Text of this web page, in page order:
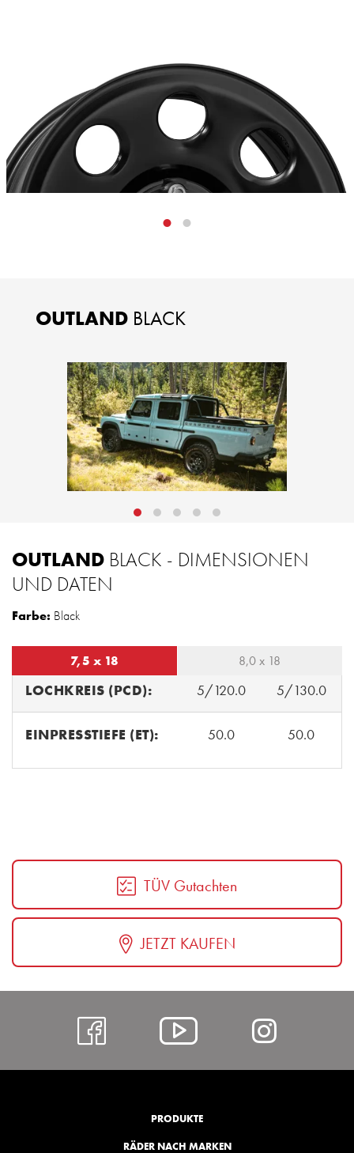
OUTLAND BLACK
OUTLAND BLACK - DIMENSIONEN
UND DATEN
Farbe: Black
7,5 x 18 8,0 x 18
LOCHKREIS (PCD): 5/120.0 5/130.0
EINPRESSTIEFE (ET): 50.0 50.0
TÜV Gutachten
JETZT KAUFEN
https://Alcar
PRODUKTE
RÄDER NACH MARKEN